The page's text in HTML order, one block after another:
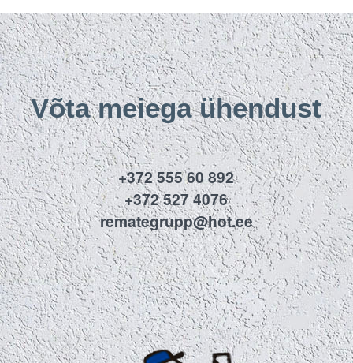
Võta meiega ühendust
+372 555 60 892
+372 527 4076
remategrupp@hot.ee